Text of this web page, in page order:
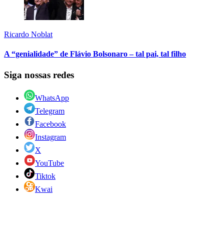
Ricardo Noblat
A “genialidade” de Flávio Bolsonaro – tal pai, tal filho
Siga nossas redes
WhatsApp
Telegram
Facebook
Instagram
X
YouTube
Tiktok
Kwai